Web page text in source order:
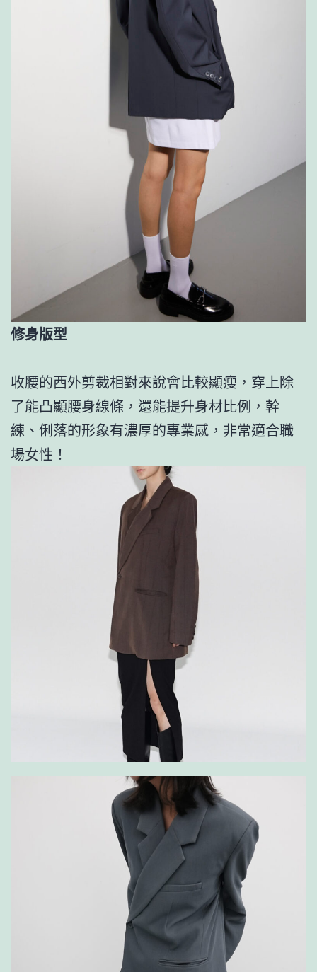
修身版型
收腰的西外剪裁相對來說會比較顯瘦，穿上除
了能凸顯腰身線條，還能提升身材比例，幹
練、俐落的形象有濃厚的專業感，非常適合職
場女性！